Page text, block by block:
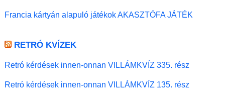
Francia kártyán alapuló játékok AKASZTÓFA JÁTÉK
RETRÓ KVÍZEK
Retró kérdések innen-onnan VILLÁMKVÍZ 335. rész
Retró kérdések innen-onnan VILLÁMKVÍZ 135. rész